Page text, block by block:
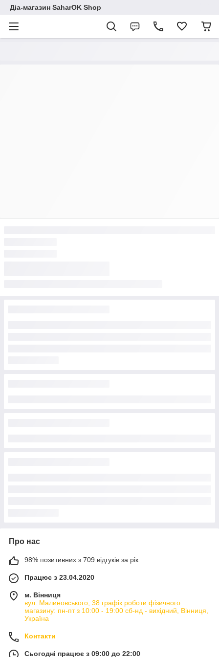
Діа-магазин SaharOK Shop
Про нас
98% позитивних з 709 відгуків за рік
Працює з 23.04.2020
м. Вінниця
вул. Малиновського, 38 графік роботи фізичного
магазину: пн-пт з 10:00 - 19:00 сб-нд - вихідний, Вінниця,
Україна
Контакти
Сьогодні працює з 09:00 до 22:00